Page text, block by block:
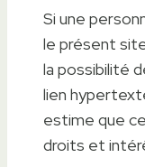
Si une
le présent
la possibilité
lien
estime que
droits et